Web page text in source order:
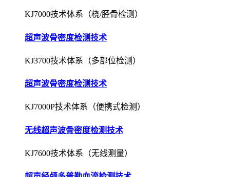
KJ7000技术体系（桡/胫骨检测）
超声波骨密度检测技术
KJ3700技术体系（多部位检测）
超声波骨密度检测技术
KJ7000P技术体系（便携式检测）
无线超声波骨密度检测技术
KJ7600技术体系（无线测量）